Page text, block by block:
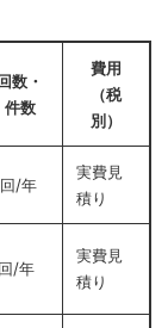
数・
件数
費用
（税
別）
/年
実費見
積り
/年
実費見
積り